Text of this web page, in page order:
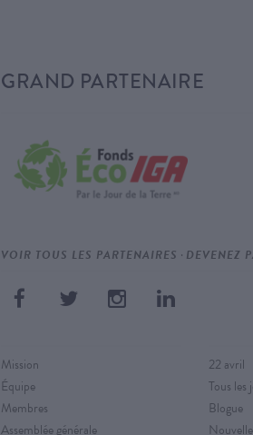
GRAND PARTENAIRE
VOIR TOUS LES PARTENAIRES · DEVENEZ
Mission
Équipe
Membres
Assemblée générale
22 avril
Tous les
Blogue